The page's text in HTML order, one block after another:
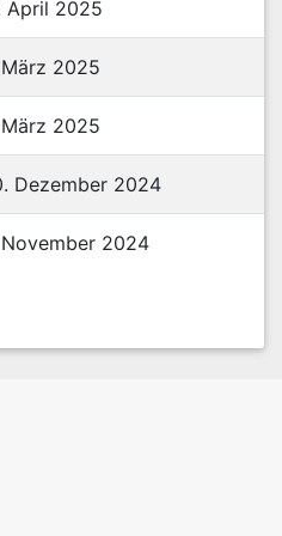
April 2025
2025
2025
Dezember 2024
2024